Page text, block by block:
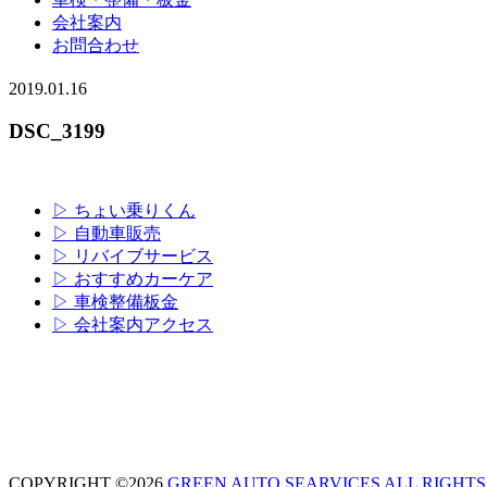
会社案内
お問合わせ
2019.01.16
DSC_3199
▷ ちょい乗りくん
▷ 自動車販売
▷ リバイブサービス
▷ おすすめカーケア
▷ 車検整備板金
▷ 会社案内アクセス